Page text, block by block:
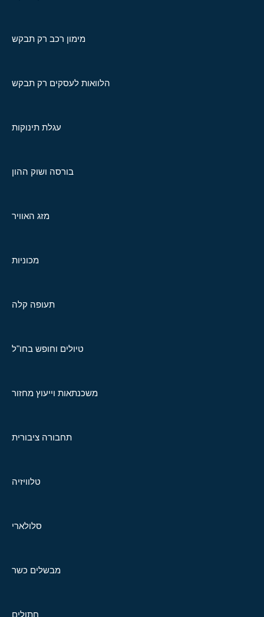
מימון רכב רק תבקש
הלוואות לעסקים רק תבקש
עגלת תינוקות
בורסה ושוק ההון
מזג האוויר
מכוניות
תעופה קלה
טיולים וחופש בחו"ל
משכנתאות וייעוץ מחזור
תחבורה ציבורית
טלוויזיה
סלולארי
מבשלים כשר
חתולים